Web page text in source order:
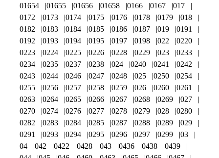
01654 01655 01656 01658 0166 0167
017
0172
0173 0174 0175 0176 0178 0179
018
0182
0183 0184 0185 0186 0187 019
0191
0192
0193 0194 0195 0197 0198 022
0220
0223
0224 0225 0226 0228 0229 023
0233
0234
0235 0237 0238 024 0240 0241
0242
0243
0244 0246 0247 0248 025 0250
0254
0255
0256 0257 0258 0259 026 0260
0261
0263
0264 0265 0266 0267 0268 0269
027
0270
0274 0276 0277 0278 0279 028
0280
0282
0283 0284 0285 0287 0288 0289
029
0291
0293 0294 0295 0296 0297 0299
03
04
042 0422 0428 043 0436 0438
0439